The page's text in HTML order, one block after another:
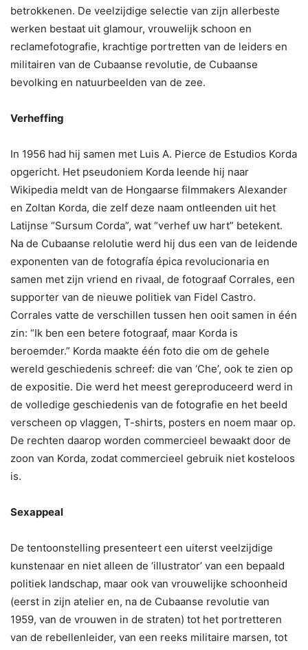
betrokkenen. De veelzijdige selectie van zijn allerbeste
werken bestaat uit glamour, vrouwelijk schoon en
reclamefotografie, krachtige portretten van de leiders en
militairen van de Cubaanse revolutie, de Cubaanse
bevolking en natuurbeelden van de zee.
Verheffing
In 1956 had hij samen met Luis A. Pierce de Estudios Korda
opgericht. Het pseudoniem Korda leende hij naar
Wikipedia meldt van de Hongaarse filmmakers Alexander
en Zoltan Korda, die zelf deze naam ontleenden uit het
Latijnse “Sursum Corda”, wat “verhef uw hart” betekent.
Na de Cubaanse relolutie werd hij dus een van de leidende
exponenten van de fotografía épica revolucionaria en
samen met zijn vriend en rivaal, de fotograaf Corrales, een
supporter van de nieuwe politiek van Fidel Castro.
Corrales vatte de verschillen tussen hen ooit samen in één
zin: “Ik ben een betere fotograaf, maar Korda is
beroemder.” Korda maakte één foto die om de gehele
wereld geschiedenis schreef: die van ‘Che’, ook te zien op
de expositie. Die werd het meest gereproduceerd werd in
de volledige geschiedenis van de fotografie en het beeld
verscheen op vlaggen, T-shirts, posters en noem maar op.
De rechten daarop worden commercieel bewaakt door de
zoon van Korda, zodat commercieel gebruik niet kosteloos
is.
Sexappeal
De tentoonstelling presenteert een uiterst veelzijdige
kunstenaar en niet alleen de ‘illustrator’ van een bepaald
politiek landschap, maar ook van vrouwelijke schoonheid
(eerst in zijn atelier en, na de Cubaanse revolutie van
1959, van de vrouwen in de straten) tot het portretteren
van de rebellenleider, van een reeks militaire marsen, tot